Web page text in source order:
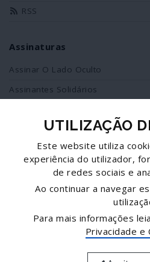
RSS
Assinaturas
Assinar O Lado Oculto
Assinantes Solidários
Redes Sociais
Siga-nos no facebook
Twitter
UTILIZAÇÃO
Este website utiliza
experiência do utilizador,
de redes sociais e
Ao continuar a navegar
Para mais informações
Privacidade e